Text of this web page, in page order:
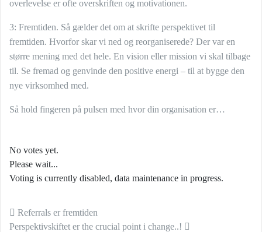
overlevelse er ofte overskriften og motivationen.
3: Fremtiden. Så gælder det om at skrifte perspektivet til
fremtiden. Hvorfor skar vi ned og reorganiserede? Der var en
større mening med det hele. En vision eller mission vi skal tilbage
til. Se fremad og genvinde den positive energi – til at bygge den
nye virksomhed med.
Så hold fingeren på pulsen med hvor din organisation er…
No votes yet.
Please wait...
Voting is currently disabled, data maintenance in progress.
Indlæg navigation
Referrals er fremtiden
Perspektivskiftet er the crucial point i change..!